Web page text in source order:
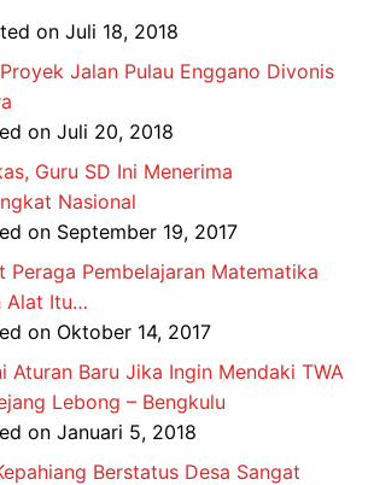
on Juli 18, 2018
Jalan Pulau Enggano Divonis
on Juli 20, 2018
Guru SD Ini Menerima
Nasional
on September 19, 2017
Peraga Pembelajaran Matematika
Alat Itu…
on Oktober 14, 2017
Aturan Baru Jika Ingin Mendaki TWA
Lebong – Bengkulu
on Januari 5, 2018
Berstatus Desa Sangat